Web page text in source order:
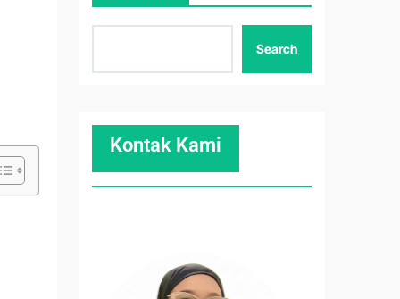
Search
Kontak Kami